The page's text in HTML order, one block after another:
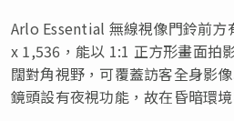
Arlo Essential 無線視像門鈴前方
x 1,536，能以 1:1 正方形畫面拍
闊對角視野，可覆蓋訪客全身影
鏡頭設有夜視功能，故在昏暗環